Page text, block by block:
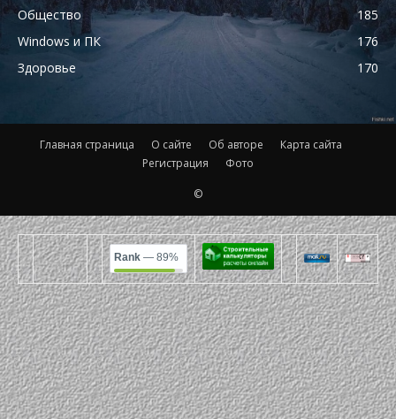
Общество
185
Windows и ПК
176
Здоровье
170
Главная страница О сайте Об авторе
Карта сайта
Регистрация
Фото
©
Rank — 89%